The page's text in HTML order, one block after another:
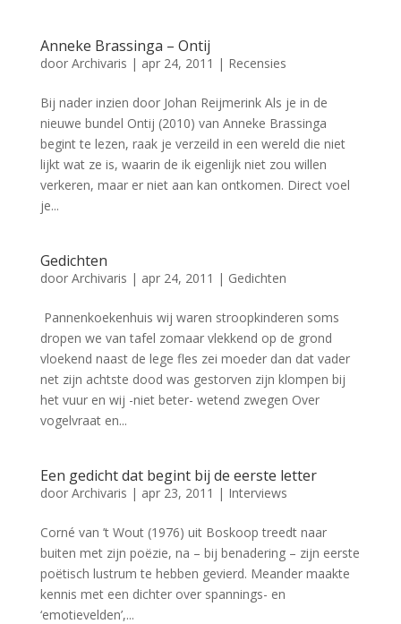
Anneke Brassinga – Ontij
door Archivaris | apr 24, 2011 | Recensies
Bij nader inzien door Johan Reijmerink Als je in de
nieuwe bundel Ontij (2010) van Anneke Brassinga
begint te lezen, raak je verzeild in een wereld die niet
lijkt wat ze is, waarin de ik eigenlijk niet zou willen
verkeren, maar er niet aan kan ontkomen. Direct voel
je...
Gedichten
door Archivaris | apr 24, 2011 | Gedichten
Pannenkoekenhuis wij waren stroopkinderen soms
dropen we van tafel zomaar vlekkend op de grond
vloekend naast de lege fles zei moeder dan dat vader
net zijn achtste dood was gestorven zijn klompen bij
het vuur en wij -niet beter- wetend zwegen Over
vogelvraat en...
Een gedicht dat begint bij de eerste letter
door Archivaris | apr 23, 2011 | Interviews
Corné van ’t Wout (1976) uit Boskoop treedt naar
buiten met zijn poëzie, na – bij benadering – zijn eerste
poëtisch lustrum te hebben gevierd. Meander maakte
kennis met een dichter over spannings- en
‘emotievelden’,...